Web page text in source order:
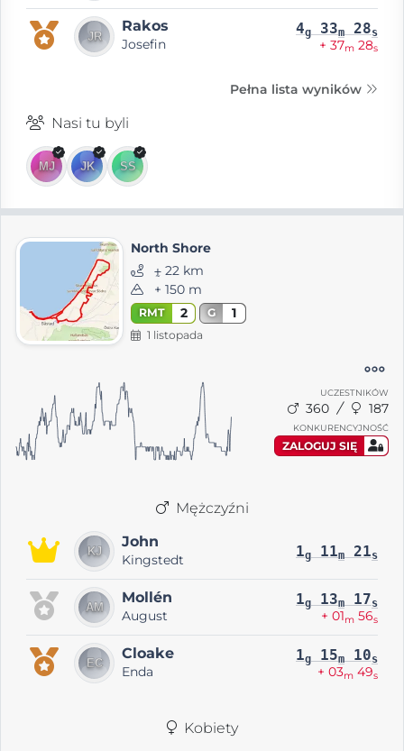
Rakos
Josefin
4g 33m 28s
+ 37m 28s
Pełna lista wyników
Nasi tu byli
North Shore
⨦ 22 km
+ 150 m
RMT 2 G 1
1 listopada
UCZESTNIKÓW
360 187
KONKURENCYJNOŚĆ
ZALOGUJ SIĘ
Mężczyźni
John
Kingstedt 1g 11m 21s
Mollén
August
1g 13m 17s
+ 01m 56s
Cloake
Enda
1g 15m 10s
+ 03m 49s
Kobiety